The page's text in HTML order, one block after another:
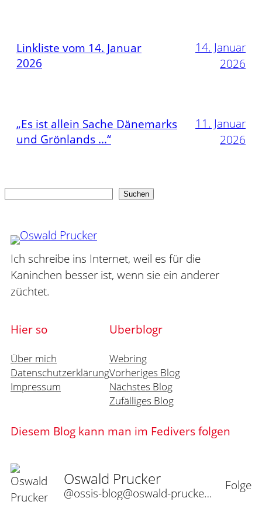
Linkliste vom 14. Januar
2026
14. Januar
2026
„Es ist allein Sache Dänemarks
und Grönlands …“
11. Januar
2026
Suchen Suchen
Ich schreibe ins Internet, weil es für die
Kaninchen besser ist, wenn sie ein anderer
züchtet.
Hier so
Über mich
Datenschutzerklärung
Impressum
Uberblogr
Webring
Vorheriges Blog
Nächstes Blog
Zufälliges Blog
Diesem Blog kann man im Fedivers folgen
Oswald Prucker
@ossis-blog@oswald-prucker.de
Folge